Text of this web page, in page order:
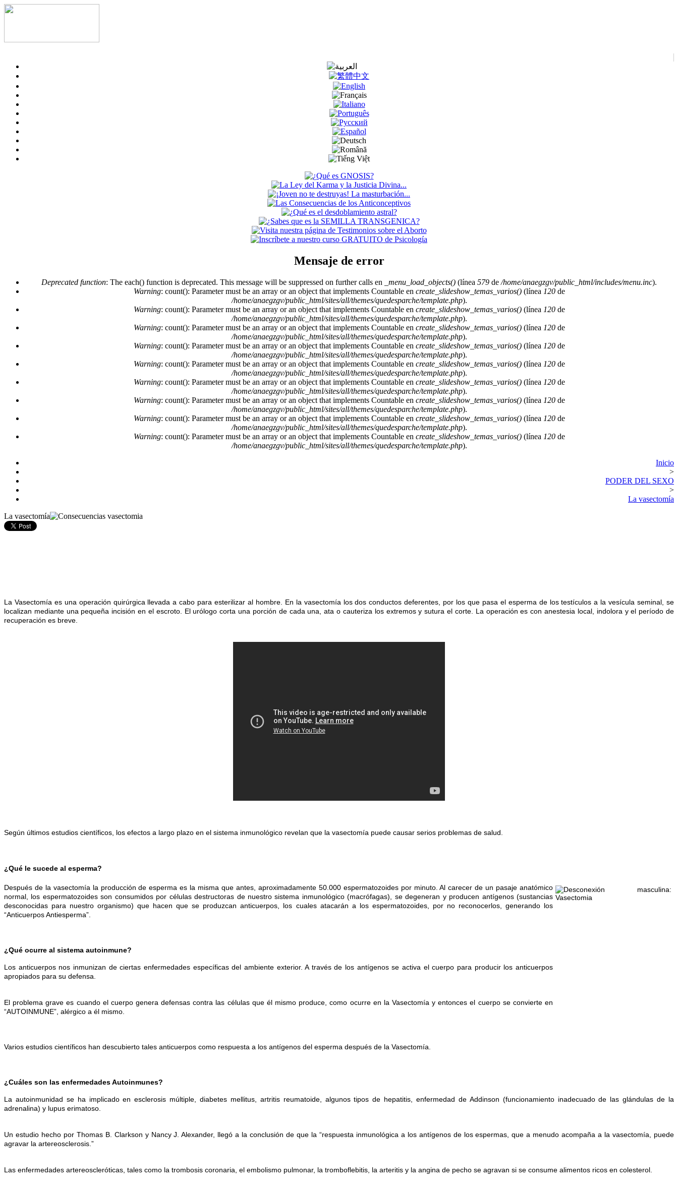
Mensaje de error
Deprecated function: The each() function is deprecated. This message will be suppressed on further calls en _menu_load_objects() (línea 579 de /home/anaegzgv/public_html/includes/menu.inc).
Warning: count(): Parameter must be an array or an object that implements Countable en create_slideshow_temas_varios()(línea 120de
/home/anaegzgv/public_html/sites/all/themes/quedesparche/template.php).
Warning: count(): Parameter must be an array or an object that implements Countable en create_slideshow_temas_varios()(línea 120de
/home/anaegzgv/public_html/sites/all/themes/quedesparche/template.php).
Warning: count(): Parameter must be an array or an object that implements Countable en create_slideshow_temas_varios()(línea 120de
/home/anaegzgv/public_html/sites/all/themes/quedesparche/template.php).
Warning: count(): Parameter must be an array or an object that implements Countable en create_slideshow_temas_varios()(línea 120de
/home/anaegzgv/public_html/sites/all/themes/quedesparche/template.php).
Warning: count(): Parameter must be an array or an object that implements Countable en create_slideshow_temas_varios()(línea 120de
/home/anaegzgv/public_html/sites/all/themes/quedesparche/template.php).
Warning: count(): Parameter must be an array or an object that implements Countable en create_slideshow_temas_varios()(línea 120de
/home/anaegzgv/public_html/sites/all/themes/quedesparche/template.php).
Warning: count(): Parameter must be an array or an object that implements Countable en create_slideshow_temas_varios()(línea 120de
/home/anaegzgv/public_html/sites/all/themes/quedesparche/template.php).
Warning: count(): Parameter must be an array or an object that implements Countable en create_slideshow_temas_varios()(línea 120de
/home/anaegzgv/public_html/sites/all/themes/quedesparche/template.php).
Warning: count(): Parameter must be an array or an object that implements Countable en create_slideshow_temas_varios()(línea 120de
/home/anaegzgv/public_html/sites/all/themes/quedesparche/template.php).
Inicio
>
PODER DEL SEXO
>
La vasectomía
La vasectomía
La Vasectomía es una operación quirúrgica llevada a cabo para esterilizar al hombre. En la vasectomía los dos conductos deferentes, por los que pasa el esperma de los testículos a la vesícula seminal, se
localizan mediante una pequeña incisión en el escroto. El urólogo corta una porción de cada una, ata o cauteriza los extremos y sutura el corte. La operación es con anestesia local, indolora y el período de
recuperación es breve.
Según últimos estudios científicos, los efectos a largo plazo en el sistema inmunológico revelan que la vasectomía puede causar serios problemas de salud.
¿Qué le sucede al esperma?
Después de la vasectomía la producción de esperma es la misma que antes, aproximadamente 50.000 espermatozoides por minuto. Al carecer de un pasaje anatómico
normal, los espermatozoides son consumidos por células destructoras de nuestro sistema inmunológico (macrófagas), se degeneran y producen antígenos (sustancias
desconocidas para nuestro organismo) que hacen que se produzcan anticuerpos, los cuales atacarán a los espermatozoides, por no reconocerlos, generando los
“Anticuerpos Antiesperma”.
¿Qué ocurre al sistema autoinmune?
Los anticuerpos nos inmunizan de ciertas enfermedades específicas del ambiente exterior. A través de los antígenos se activa el cuerpo para producir los anticuerpos
apropiados para su defensa.
El problema grave es cuando el cuerpo genera defensas contra las células que él mismo produce, como ocurre en la Vasectomía y entonces el cuerpo se convierte en
“AUTOINMUNE”, alérgico a él mismo.
Varios estudios científicos han descubierto tales anticuerpos como respuesta a los antígenos del esperma después de la Vasectomía.
¿Cuáles son las enfermedades Autoinmunes?
La autoinmunidad se ha implicado en esclerosis múltiple, diabetes mellitus, artritis reumatoide, algunos tipos de hepatitis, enfermedad de Addinson (funcionamiento inadecuado de las glándulas de la
adrenalina) y lupus erimatoso.
Un estudio hecho por Thomas B. Clarkson y Nancy J. Alexander, llegó a la conclusión de que la “respuesta inmunológica a los antígenos de los espermas, que a menudo acompaña a la vasectomía, puede
agravar la artereosclerosis.”
Las enfermedades artereoscleróticas, tales como la trombosis coronaria, el embolismo pulmonar, la tromboflebitis, la arteritis y la angina de pecho se agravan si se consume alimentos ricos en colesterol.